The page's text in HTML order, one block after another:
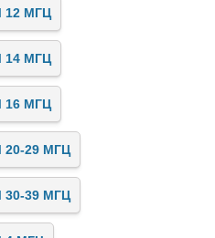
МГЦ
МГЦ
МГЦ
29 МГЦ
39 МГЦ